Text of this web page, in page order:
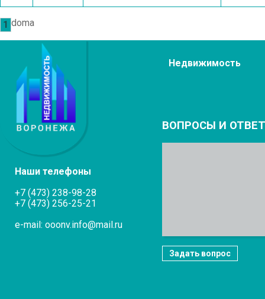
1 doma
Недвижимость
Наши телефоны
+7 (473) 238-98-28
+7 (473) 256-25-21
e-mail: ooonv.info@mail.ru
ВОПРОСЫ И
Задать вопрос